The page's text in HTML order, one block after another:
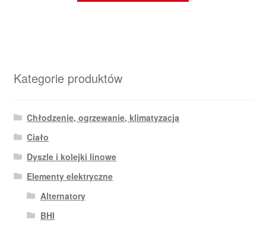
Kategorie produktów
Chłodzenie, ogrzewanie, klimatyzacja
Ciało
Dyszle i kolejki linowe
Elementy elektryczne
Alternatory
BHI